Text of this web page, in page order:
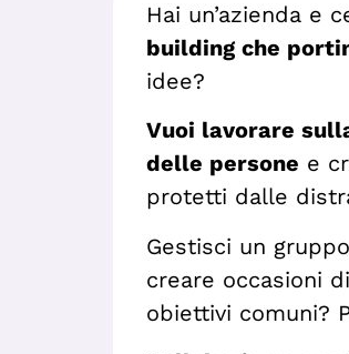
Hai un’azienda e
building che
idee?
Vuoi lavorare
delle persone e
protetti dalle
Gestisci un
creare occasioni
obiettivi comuni?